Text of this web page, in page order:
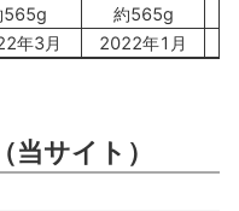
565g
約565g
年3月 2022年1月
当サイト）